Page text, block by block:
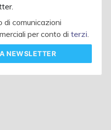
di comunicazioni
per conto diterzi
NEWSLETTER